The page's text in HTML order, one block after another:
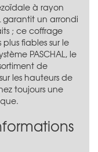
à rayon
garantit un arrondi
; ce coffrage
fiables sur le
PASCHAL, le
de
les hauteurs de
toujours une